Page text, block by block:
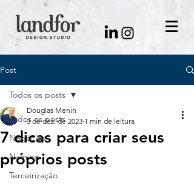
Post
Todos os posts
Negócios
Naming
Terceirização
Todos os posts
7 dicas para criar seus
próprios posts
Douglas Menin
3 de dez. de 2023 1 min de leitura